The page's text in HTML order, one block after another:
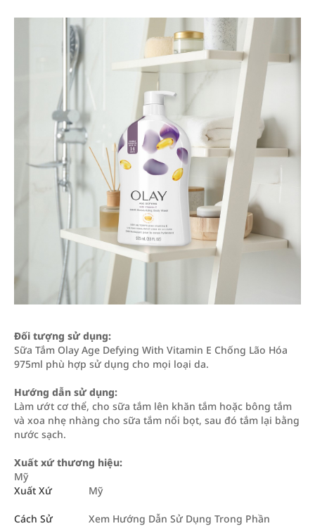
Đối tượng sử dụng:
Sữa Tắm Olay Age Defying With Vitamin E Chống Lão Hóa
975ml phù hợp sử dụng cho mọi loại da.
Hướng dẫn sử dụng:
Làm ướt cơ thể, cho sữa tắm lên khăn tắm hoặc bông tắm
và xoa nhẹ nhàng cho sữa tắm nổi bọt, sau đó tắm lại bằng
nước sạch.
Xuất xứ thương hiệu:
Mỹ
Xuất Xứ
Mỹ
Cách Sử Xem Hướng Dẫn Sử Dụng Trong Phần